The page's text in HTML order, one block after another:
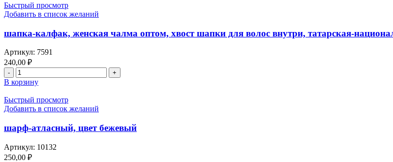
Быстрый просмотр
Добавить в список желаний
шапка-калфак, женская чалма оптом, хвост шапки для волос внутри, татарская-
Артикул: 7591
240,00 ₽
В корзину
Быстрый просмотр
Добавить в список желаний
шарф-атласный, цвет бежевый
Артикул: 10132
250,00 ₽